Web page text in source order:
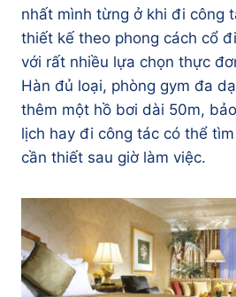
nhất mình từng ở khi đi công
thiết kế theo phong cách cổ
với rất nhiều lựa chọn thực
Hàn đủ loại, phòng gym đa
thêm một hồ bơi dài 50m,
lịch hay đi công tác có thể
cần thiết sau giờ làm việc.